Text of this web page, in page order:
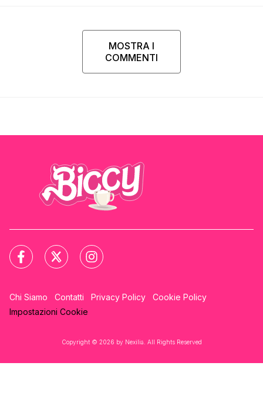
MOSTRA I
COMMENTI
Chi Siamo Contatti Privacy Policy
Cookie Policy
Impostazioni Cookie
Copyright © 2026 by Nexilia. All Rights Reserved